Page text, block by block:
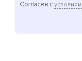
Согласен с